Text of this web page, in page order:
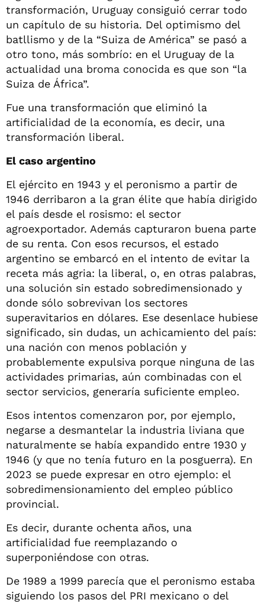
transformación, Uruguay consiguió cerrar todo
un capítulo de su historia. Del optimismo del
batllismo y de la “Suiza de América” se pasó a
otro tono, más sombrío: en el Uruguay de la
actualidad una broma conocida es que son “la
Suiza de África”.
Fue una transformación que eliminó la
artificialidad de la economía, es decir, una
transformación liberal.
El caso argentino
El ejército en 1943 y el peronismo a partir de
1946 derribaron a la gran élite que había dirigido
el país desde el rosismo: el sector
agroexportador. Además capturaron buena parte
de su renta. Con esos recursos, el estado
argentino se embarcó en el intento de evitar la
receta más agria: la liberal, o, en otras palabras,
una solución sin estado sobredimensionado y
donde sólo sobrevivan los sectores
superavitarios en dólares. Ese desenlace hubiese
significado, sin dudas, un achicamiento del país:
una nación con menos población y
probablemente expulsiva porque ninguna de las
actividades primarias, aún combinadas con el
sector servicios, generaría suficiente empleo.
Esos intentos comenzaron por, por ejemplo,
negarse a desmantelar la industria liviana que
naturalmente se había expandido entre 1930 y
1946 (y que no tenía futuro en la posguerra). En
2023 se puede expresar en otro ejemplo: el
sobredimensionamiento del empleo público
provincial.
Es decir, durante ochenta años, una
artificialidad fue reemplazando o
superponiéndose con otras.
De 1989 a 1999 parecía que el peronismo estaba
siguiendo los pasos del PRI mexicano o del